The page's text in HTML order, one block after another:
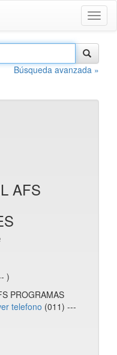
Búsqueda avanzada »
AFS
)
PROGRAMAS
telefono (011) ---